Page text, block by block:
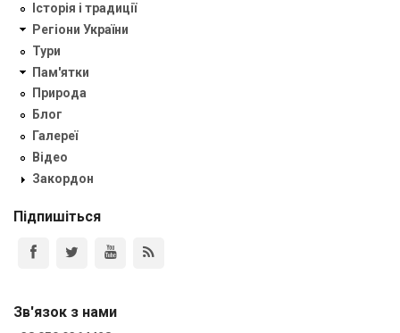
Історія і традиції
Регіони України
Тури
Пам'ятки
Природа
Блог
Галереї
Відео
Закордон
Підпишіться
Зв'язок з нами